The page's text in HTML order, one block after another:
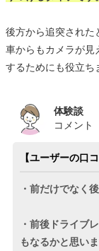
後方から追突された
車からもカメラが見
するためにも役立ち
体験談
コメント
【ユーザーの口コ
・前だけでなく
・前後ドライブ
もなるかと思い